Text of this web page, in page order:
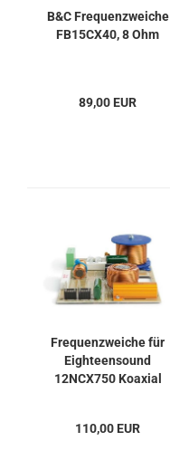
B&C Frequenzweiche
FB15CX40, 8 Ohm
89,00 EUR
Frequenzweiche für
Eighteensound
12NCX750 Koaxial
110,00 EUR